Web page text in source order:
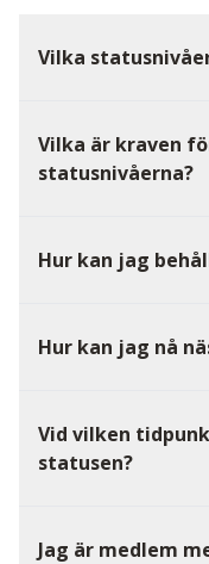
Vilka
Vilka är kraven
statusnivåerna?
Hur kan jag
Hur kan jag nå
Vid vilken
statusen?
Jag är medlem